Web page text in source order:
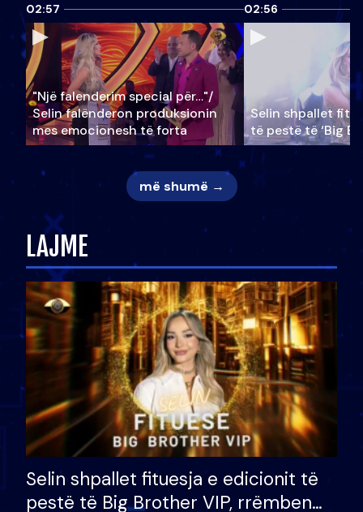
02:57
"Një falenderim special për…"/
Selin falënderon produksionin
mes emocionesh të forta
02:56
Selin shpallet
të pestë të ‘Big
më shumë →
LAJME
Selin shpallet fituesja e edicionit të
pestë të Big Brother VIP, rrëmben